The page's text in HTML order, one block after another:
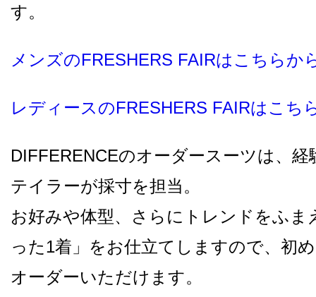
す。
メンズのFRESHERS FAIRはこちらか
レディースのFRESHERS FAIRはこち
DIFFERENCEのオーダースーツは、
テイラーが採寸を担当。
お好みや体型、さらにトレンドをふま
った1着」をお仕立てしますので、初
オーダーいただけます。